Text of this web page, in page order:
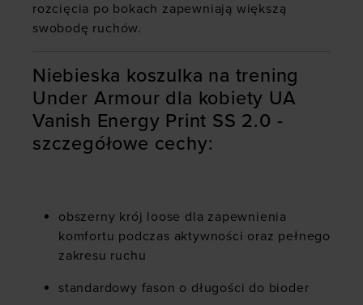
rozcięcia po bokach zapewniają większą
swobodę ruchów.
Niebieska koszulka na trening
Under Armour dla kobiety UA
Vanish Energy Print SS 2.0 -
szczegółowe cechy:
obszerny krój loose dla zapewnienia
komfortu podczas aktywności oraz pełnego
zakresu ruchu
standardowy fason o długości do bioder